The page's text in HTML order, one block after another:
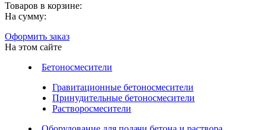
Товаров в корзине:
На сумму:
Оформить заказ
На этом сайте
Бетоносмесители
Гравитационные бетоносмесители
Принудительные бетоносмесители
Растворосмесители